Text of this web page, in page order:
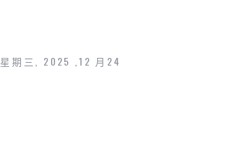
星期三, 2025 ,12 月24